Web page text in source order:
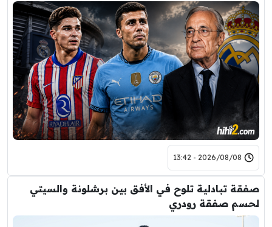
2026/08/08 - 13:42
صفقة تبادلية تلوح في الأفق بين برشلونة والسيتي
لحسم صفقة رودري